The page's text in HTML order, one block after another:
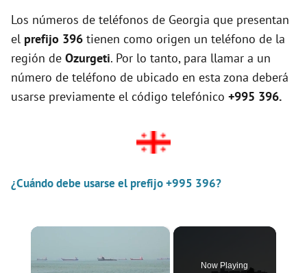
Los números de teléfonos de Georgia que presentan
el prefijo 396 tienen como origen un teléfono de la
región de Ozurgeti. Por lo tanto, para llamar a un
número de teléfono de ubicado en esta zona deberá
usarse previamente el código telefónico +995 396.
¿Cuándo debe usarse el prefijo +995 396?
×
Now Playing